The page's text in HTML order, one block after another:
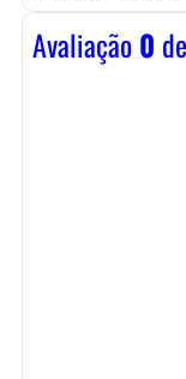
Avaliação0